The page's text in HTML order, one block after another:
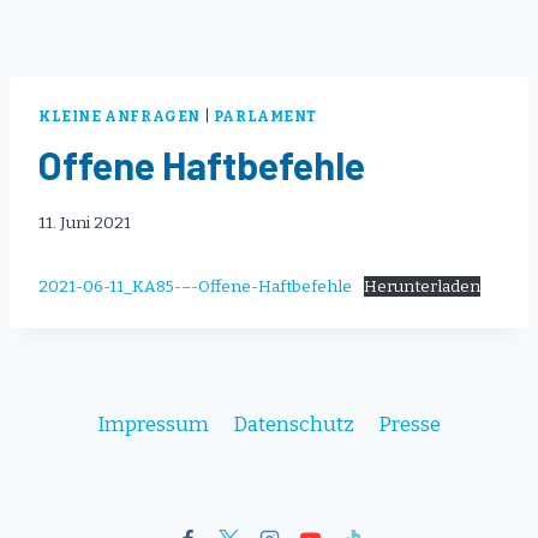
KLEINE ANFRAGEN PARLAMENT
Offene Haftbefehle
11. Juni 2021
2021-06-11_KA85-–-Offene-Haftbefehle Herunterladen
Impressum Datenschutz Presse